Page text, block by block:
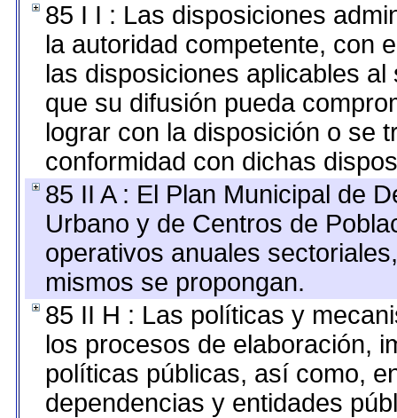
85 I I : Las disposiciones
la autoridad competente, con
las disposiciones aplicables
que su difusión pueda
lograr con la disposición o se
conformidad con dichas
85 II A : El Plan Municipal de
Urbano y de Centros de
operativos anuales
mismos se propongan.
85 II H : Las políticas y
los procesos de elaboración,
políticas públicas, así como,
dependencias y entidades